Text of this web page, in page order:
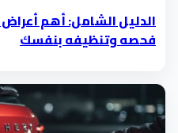
فحصه وتنظيفه بنفسك